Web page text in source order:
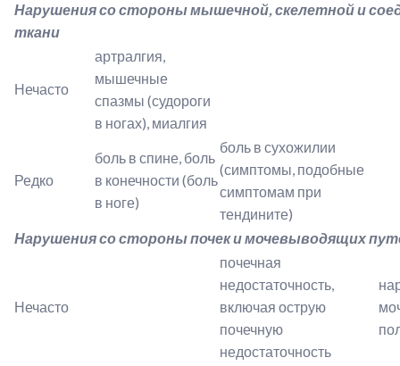
Нарушения со стороны мышечной, скелетной и
ткани
Нечасто
артралгия,
мышечные
спазмы (судороги
в ногах), миалгия
Редко
боль в спине, боль
в конечности (боль
в ноге)
боль в сухожилии
(симптомы, подобные
симптомам при
тендините)
Нарушения со стороны почек и мочевыводящих
Нечасто
почечная
недостаточность,
включая острую
почечную
недостаточность